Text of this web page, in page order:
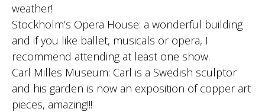
weather!
Stockholm’s Opera House: a wonderful building
and if you like ballet, musicals or opera, I
recommend attending at least one show.
Carl Milles Museum: Carl is a Swedish sculptor
and his garden is now an exposition of copper art
pieces, amazing!!!